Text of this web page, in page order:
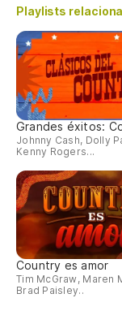
Playlists
Grandes éxitos:
Johnny Cash, Dolly
Kenny Rogers...
Country es amor
Tim McGraw, Maren
Brad Paisley..